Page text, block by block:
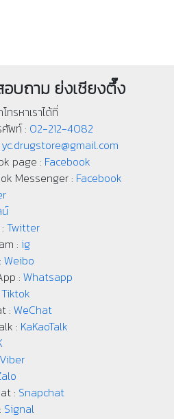
บถาม ย่งเชียงตึ๊ง
รหาเราได้ที่
ศัพท์ : 02-212-4082
yc.drugstore@gmail.com
page : Facebook
Messenger : Facebook
น์
Twitter
: ig
Weibo
: Whatsapp
Tiktok
: WeChat
: KaKaoTalk
Viber
: Snapchat
Signal